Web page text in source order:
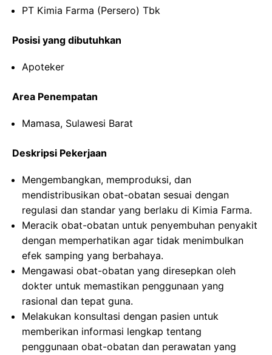
PT Kimia Farma (Persero) Tbk
Posisi yang dibutuhkan
Apoteker
Area Penempatan
Mamasa, Sulawesi Barat
Deskripsi Pekerjaan
Mengembangkan, memproduksi, dan
mendistribusikan obat-obatan sesuai dengan
regulasi dan standar yang berlaku di Kimia Farma.
Meracik obat-obatan untuk penyembuhan penyakit
dengan memperhatikan agar tidak menimbulkan
efek samping yang berbahaya.
Mengawasi obat-obatan yang diresepkan oleh
dokter untuk memastikan penggunaan yang
rasional dan tepat guna.
Melakukan konsultasi dengan pasien untuk
memberikan informasi lengkap tentang
penggunaan obat-obatan dan perawatan yang